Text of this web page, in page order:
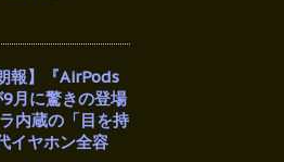
報】『AirPods
月に驚きの登場
内蔵の「目を持
イヤホン全容